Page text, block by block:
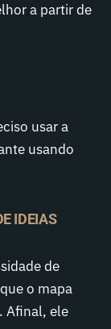
a partir de
usar a
usando
IDEIAS
de
o mapa
Afinal, ele